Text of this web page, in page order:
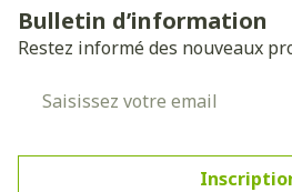
Bulletin d’information
Restez informé des nouveaux